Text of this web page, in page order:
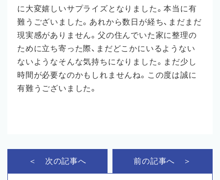
に大変嬉しいサプライズとなりました。本当に有
難うございました。あれから数日が経ち、まだまだ
現実感がありません。父の住んでいた家に整理の
ために立ち寄った際、まだどこかにいるようない
ないようなそんな気持ちになりました。まだ少し
時間が必要なのかもしれませんね。この度は誠に
有難うございました。
＜ 次の記事へ 前の記事へ ＞